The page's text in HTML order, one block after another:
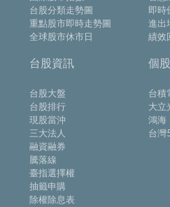
台股分類走勢圖
重點股市即時走勢圖
全球股市休市日
台股資訊
台股大盤
台股排行
現股當沖
三大法人
融資融券
騰落線
臺指選擇權
抽籤申購
除權除息表
即時
進出
績效
個
台積
大立
鴻海
台灣